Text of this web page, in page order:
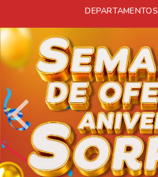
DEPARTAMENTOS